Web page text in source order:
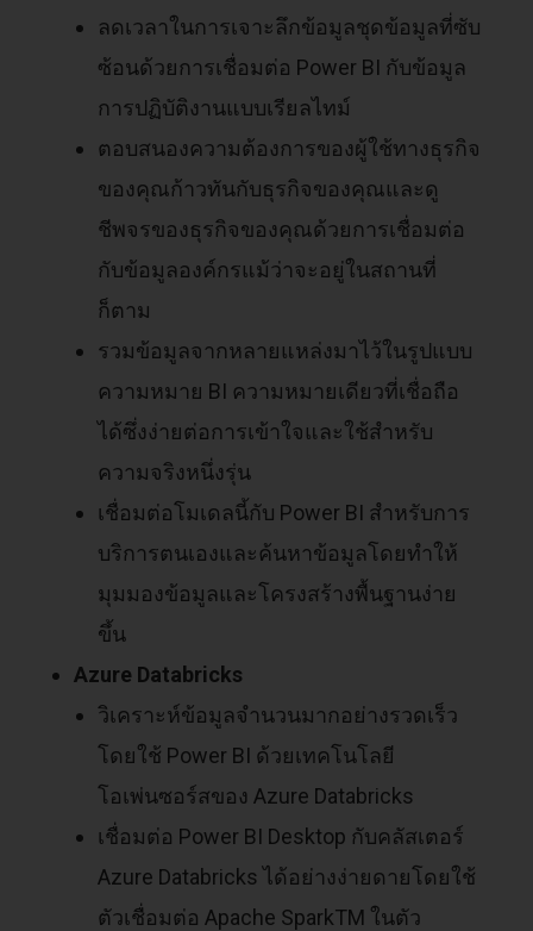
ลดเวลาในการเจาะลึกข้อมูลชุดข้อมูลที่ซับ
ซ้อนด้วยการเชื่อมต่อ Power BI กับข้อมูล
การปฏิบัติงานแบบเรียลไทม์
ตอบสนองความต้องการของผู้ใช้ทางธุรกิจ
ของคุณก้าวทันกับธุรกิจของคุณและดู
ชีพจรของธุรกิจของคุณด้วยการเชื่อมต่อ
กับข้อมูลองค์กรแม้ว่าจะอยู่ในสถานที่
ก็ตาม
รวมข้อมูลจากหลายแหล่งมาไว้ในรูปแบบ
ความหมาย BI ความหมายเดียวที่เชื่อถือ
ได้ซึ่งง่ายต่อการเข้าใจและใช้สำหรับ
ความจริงหนึ่งรุ่น
เชื่อมต่อโมเดลนี้กับ Power BI สำหรับการ
บริการตนเองและค้นหาข้อมูลโดยทำให้
มุมมองข้อมูลและโครงสร้างพื้นฐานง่าย
ขึ้น
Azure Databricks
วิเคราะห์ข้อมูลจำนวนมากอย่างรวดเร็ว
โดยใช้ Power BI ด้วยเทคโนโลยี
โอเพ่นซอร์สของ Azure Databricks
เชื่อมต่อ Power BI Desktop กับคลัสเตอร์
Azure Databricks ได้อย่างง่ายดายโดยใช้
ตัวเชื่อมต่อ Apache SparkTM ในตัว